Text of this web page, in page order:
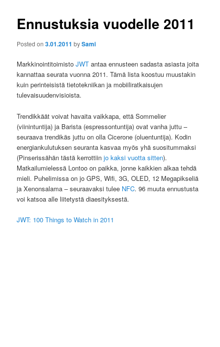
Ennustuksia vuodelle 2011
Posted on3.01.2011 bySami
MarkkinointitoimistoJWT antaa ennusteen sadasta asiasta joita
kannattaa seurata vuonna 2011. Tämä lista koostuu muustakin
kuin perinteisistä tietotekniikan ja mobiiliratkaisujen
tulevaisuudenvisioista.
Trendikkäät voivat havaita vaikkapa, että Sommelier
(viinintuntija) ja Barista (espressontuntija) ovat vanha juttu –
seuraava trendikäs juttu on olla Cicerone (oluentuntija). Kodin
energiankulutuksen seuranta kasvaa myös yhä suositummaksi
(Pinserissähän tästä kerrottiinjo kaksi vuotta sitten).
Matkailumielessä Lontoo on paikka, jonne kaikkien alkaa tehdä
mieli. Puhelimissa on jo GPS, Wifi, 3G, OLED, 12 Megapikseliä
ja Xenonsalama – seuraavaksi tulee NFC. 96 muuta ennustusta
voi katsoa alle liitetystä diaesityksestä.
JWT: 100 Things to Watch in 2011